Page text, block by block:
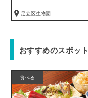
足立区生物園
おすすめのスポット
食べる